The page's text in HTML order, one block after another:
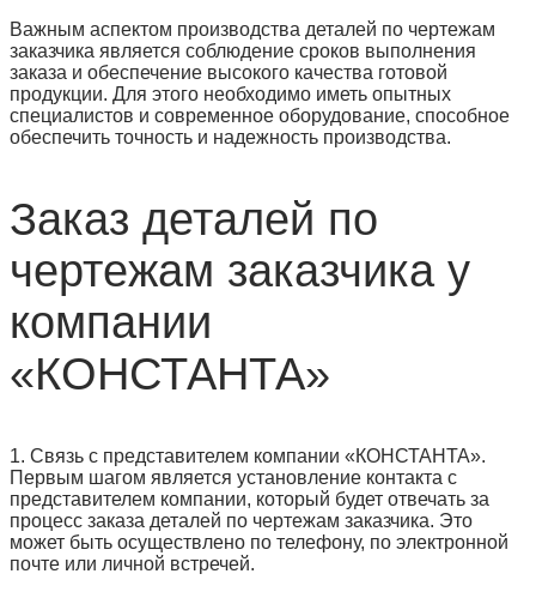
Важным аспектом производства деталей по чертежам
заказчика является соблюдение сроков выполнения
заказа и обеспечение высокого качества готовой
продукции. Для этого необходимо иметь опытных
специалистов и современное оборудование, способное
обеспечить точность и надежность производства.
Заказ деталей по
чертежам заказчика у
компании
«КОНСТАНТА»
1. Связь с представителем компании «КОНСТАНТА».
Первым шагом является установление контакта с
представителем компании, который будет отвечать за
процесс заказа деталей по чертежам заказчика. Это
может быть осуществлено по телефону, по электронной
почте или личной встречей.